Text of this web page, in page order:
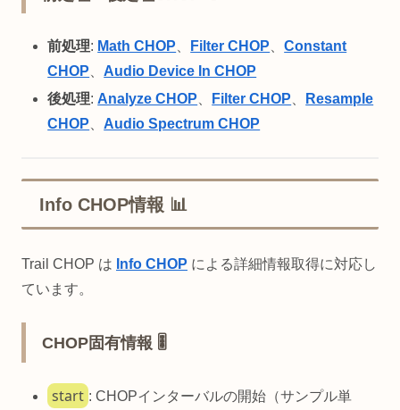
前処理: Math CHOP Filter CHOP 、Constant
CHOP
Audio Device In CHOP
後処理: Analyze CHOP Filter CHOP
Resample
CHOP
Audio Spectrum CHOP
Info CHOP情報 📊
Trail CHOP は Info CHOP による詳細情報取得に対応し
ています。
CHOP固有情報 🎚️
start : CHOPインターバルの開始（サンプル単